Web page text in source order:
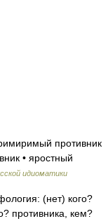
противник
• яростный
идиоматики
(нет) кого?
противника, кем?